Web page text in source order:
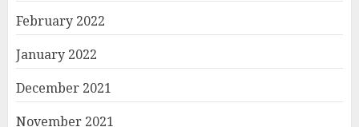
February 2022
January 2022
December 2021
November 2021